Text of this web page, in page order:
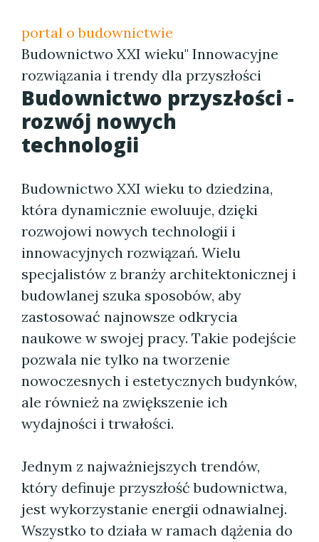
portal o budownictwie
Budownictwo XXI wieku" Innowacyjne
rozwiązania i trendy dla przyszłości
Budownictwo przyszłości -
rozwój nowych
technologii
Budownictwo XXI wieku to dziedzina,
która dynamicznie ewoluuje, dzięki
rozwojowi nowych technologii i
innowacyjnych rozwiązań. Wielu
specjalistów z branży architektonicznej i
budowlanej szuka sposobów, aby
zastosować najnowsze odkrycia
naukowe w swojej pracy. Takie podejście
pozwala nie tylko na tworzenie
nowoczesnych i estetycznych budynków,
ale również na zwiększenie ich
wydajności i trwałości.
Jednym z najważniejszych trendów,
który definuje przyszłość budownictwa,
jest wykorzystanie energii odnawialnej.
Wszystko to działa w ramach dążenia do